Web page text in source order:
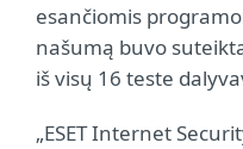
esančiomis
našumą buvo
iš visų 16 teste
„ESET Internet